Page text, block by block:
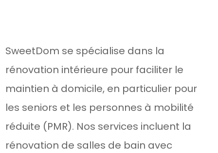
SweetDom se spécialise dans la
rénovation intérieure pour faciliter le
maintien à domicile, en particulier pour
les seniors et les personnes à mobilité
réduite (PMR). Nos services incluent la
rénovation de salles de bain avec